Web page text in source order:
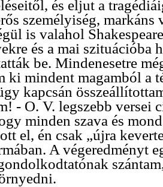
és eljut a
személyiség, markáns
is valahol
és a mai szituációba
be. Mindenesetre
ki mindent magamból a
kapcsán
- O. V. legszebb versei
minden szava és
el, én csak „újra
A végeredményt